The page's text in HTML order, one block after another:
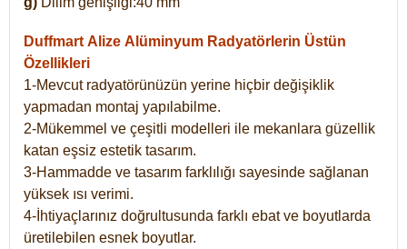
Duffmart Alize Alüminyum Radyatörlerin Üstün
Özellikleri
1-Mevcut radyatörünüzün yerine hiçbir değişiklik
yapmadan montaj yapılabilme.
2-Mükemmel ve çeşitli modelleri ile mekanlara güzellik
katan eşsiz estetik tasarım.
3-Hammadde ve tasarım farklılığı sayesinde sağlanan
yüksek ısı verimi.
4-İhtiyaçlarınız doğrultusunda farklı ebat ve boyutlarda
üretilebilen esnek boyutlar.